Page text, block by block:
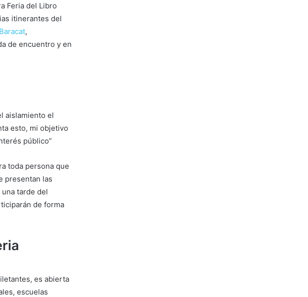
Feria del Libro
itinerantes del
,
de encuentro y en
aislamiento el
esto, mi objetivo
público”
toda persona que
presentan las
tarde del
de forma
es abierta
escuelas